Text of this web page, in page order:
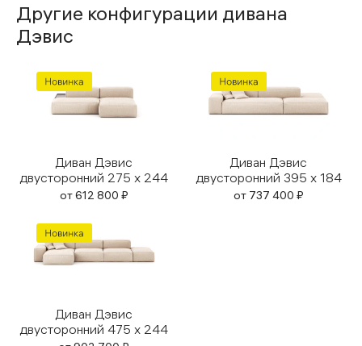
Другие конфигурации дивана
Дэвис
Диван Дэвис
двусторонний 275 x 244
от612 800 ₽
Диван Дэвис
двусторонний 395 x 184
от 737 400 ₽
Диван Дэвис
двусторонний 475 x 244